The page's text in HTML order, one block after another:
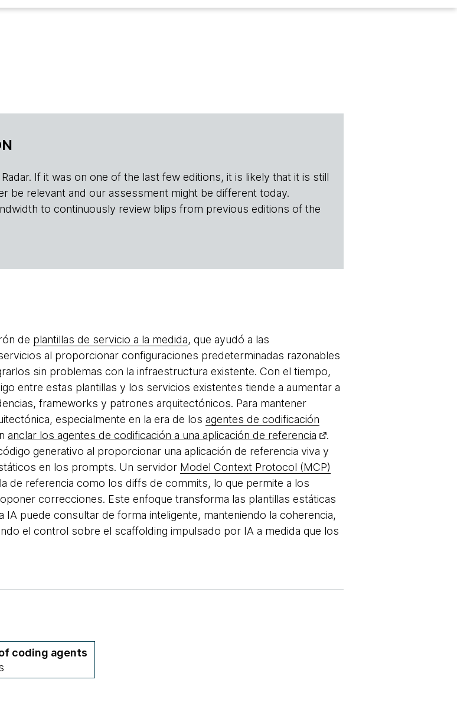
If it was on one of the last few editions, it is likely that it is still
be relevant and our assessment might be different today.
to continuously review blips from previous editions of the
de plantillas de servicio a la medida, que ayudó a las
al proporcionar configuraciones predeterminadas razonables
sin problemas con la infraestructura existente. Con el tiempo,
entre estas plantillas y los servicios existentes tiende a aumentar a
frameworks y patrones arquitectónicos. Para mantener
especialmente en la era de los agentes de codificación
anclar los agentes de codificación a una aplicación de referencia
.
generativo al proporcionar una aplicación de referencia viva y
en los prompts. Un servidor Model Context Protocol (MCP)
de referencia como los diffs de commits, lo que permite a los
correcciones. Este enfoque transforma las plantillas estáticas
IA puede consultar de forma inteligente, manteniendo la coherencia,
el control sobre el scaffolding impulsado por IA a medida que los
coding agents